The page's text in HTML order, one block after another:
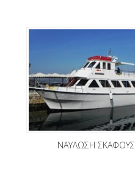
ΝΑΥΛΩΣΗ ΣΚΑΦΟΥΣ